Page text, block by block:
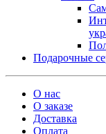
Подарочные
О нас
О заказе
Доставка
Оплата